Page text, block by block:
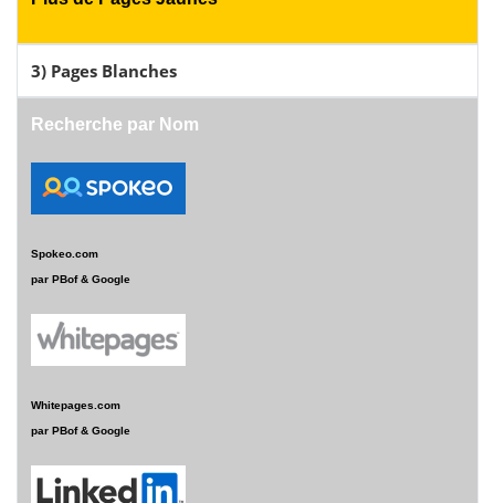
3) Pages Blanches
Recherche par Nom
Spokeo.com
par PBof & Google
Whitepages.com
par PBof & Google